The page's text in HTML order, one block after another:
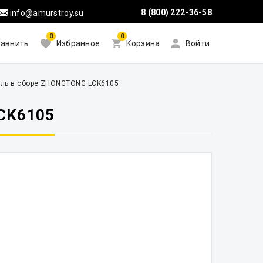
info@amurstroy.su 8 (800) 222-36-58
0
Избранное
0
Корзина Войти
в сборе ZHONGTONG LCK6105